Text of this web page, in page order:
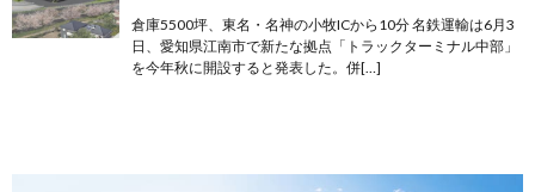
倉庫5500坪、東名・名神の小牧ICから10分 名鉄運輸は6月3
日、愛知県江南市で新たな拠点「トラックターミナル中部」
を今年秋に開設すると発表した。併[…]